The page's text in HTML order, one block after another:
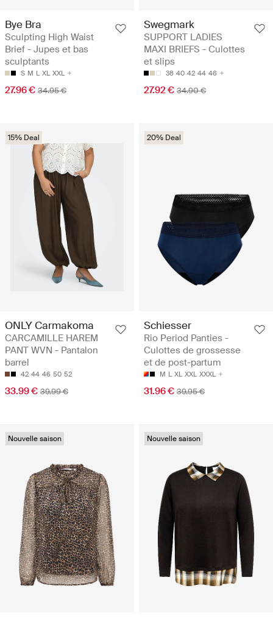
Bye Bra
Sculpting High Waist
Brief - Jupes et bas
sculptants
S M L XL XXL
27.96 € 34.95 €
Swegmark
SUPPORT LADIES
MAXI BRIEFS - Culottes
et slips
38 40 42 44 46
27.92 € 34.90 €
15% Deal
ONLY Carmakoma
CARCAMILLE HAREM
PANT WVN - Pantalon
barrel
42 44 46 50 52
33.99 € 39.99 €
20% Deal
Schiesser
Rio Period Panties -
Culottes de grossesse
et de post-partum
M L XL XXL XXXL
31.96 € 39.95 €
Nouvelle saison Nouvelle saison